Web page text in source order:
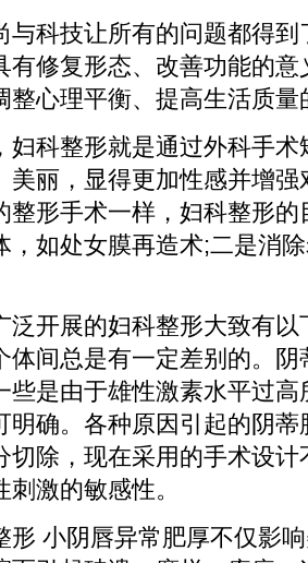
科技让所有的问题都得到
有修复形态、改善功能的
整心理平衡、提高生活质量
科整形就是通过外科手术
美丽，显得更加性感并增
整形手术一样，妇科整形
，如处女膜再造术;二是消
开展的妇科整形大致有以
体间总是有一定差别的。
些是由于雄性激素水平过
明确。各种原因引起的阴
切除，现在采用的手术设
激的敏感性。
小阴唇异常肥厚不仅影响